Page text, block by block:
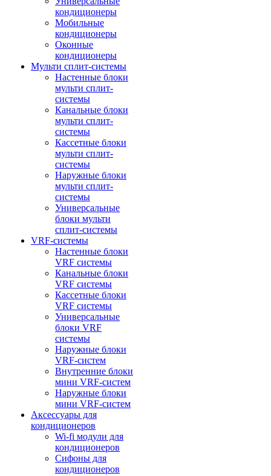
кондиционеры
Мобильные
кондиционеры
Оконные
кондиционеры
Мульти сплит-системы
Настенные блоки
мульти сплит-
системы
Канальные блоки
мульти сплит-
системы
Кассетные блоки
мульти сплит-
системы
Наружные блоки
мульти сплит-
системы
Универсальные
блоки мульти
сплит-системы
VRF-системы
Настенные блоки
VRF системы
Канальные блоки
VRF системы
Кассетные блоки
VRF системы
Универсальные
блоки VRF
системы
Наружные блоки
VRF-систем
Внутренние блоки
мини VRF-систем
Наружные блоки
мини VRF-систем
Аксессуары для
кондиционеров
Wi-fi модули для
кондиционеров
Сифоны для
кондиционеров